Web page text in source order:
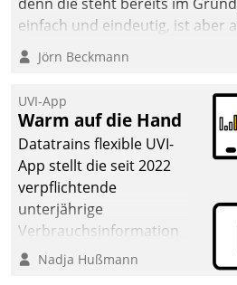
einfach und eindeutig, ist aber
Branchenbeschäftigte wissen.
Verantwortung folgen
Jörn Beckmann
UVI-App
Warm auf die Hand
Datatrains flexible UVI-
App stellt die seit 2022
verpflichtende
unterjährige
Verbrauchsinformation
schnell, zuverlässig und
Nadja Hußmann